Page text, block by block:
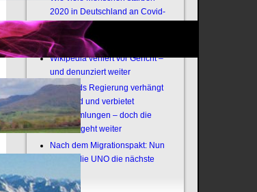
2020 in Deutschland an Covid-
19?
Offener Brief an die Armee
Wikipedia verliert vor Gericht –
und denunziert weiter
Thailands Regierung verhängt
Notstand und verbietet
Versammlungen – doch die
Revolte geht weiter
Nach dem Migrationspakt: Nun
zündet die UNO die nächste